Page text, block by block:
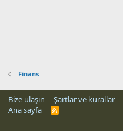
Finans
Bize ulaşın Şartlar ve kurallar
Ana sayfa
R